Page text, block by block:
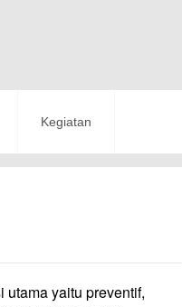
Kegiatan
yaitu preventif,